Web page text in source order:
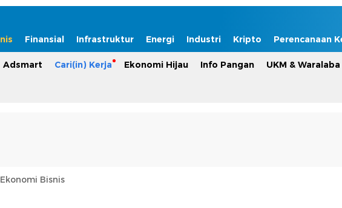
Finansial Infrastruktur Energi Industri Kripto Perencanaan
Adsmart Cari(in) Kerja Ekonomi Hijau Info Pangan UKM & Waralaba
Bisnis